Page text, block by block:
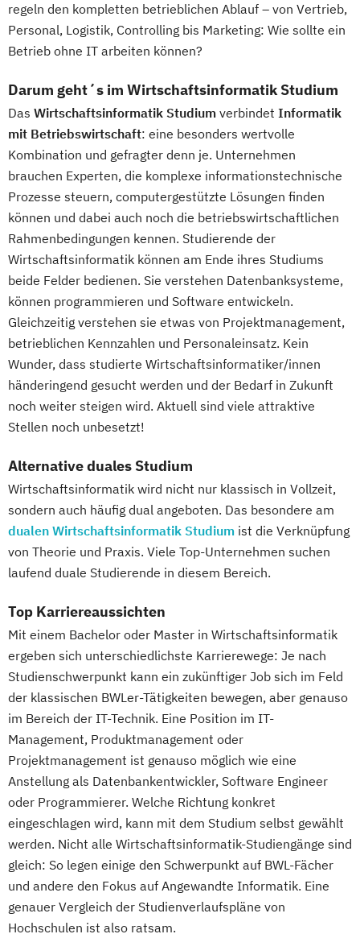
regeln den kompletten betrieblichen Ablauf – von Vertrieb,
Personal, Logistik, Controlling bis Marketing: Wie sollte ein
Betrieb ohne IT arbeiten können?
Darum geht´s im Wirtschaftsinformatik Studium
Das Wirtschaftsinformatik Studium verbindet Informatik
mit Betriebswirtschaft: eine besonders wertvolle
Kombination und gefragter denn je. Unternehmen
brauchen Experten, die komplexe informationstechnische
Prozesse steuern, computergestützte Lösungen finden
können und dabei auch noch die betriebswirtschaftlichen
Rahmenbedingungen kennen. Studierende der
Wirtschaftsinformatik können am Ende ihres Studiums
beide Felder bedienen. Sie verstehen Datenbanksysteme,
können programmieren und Software entwickeln.
Gleichzeitig verstehen sie etwas von Projektmanagement,
betrieblichen Kennzahlen und Personaleinsatz. Kein
Wunder, dass studierte Wirtschaftsinformatiker/innen
händeringend gesucht werden und der Bedarf in Zukunft
noch weiter steigen wird. Aktuell sind viele attraktive
Stellen noch unbesetzt!
Alternative duales Studium
Wirtschaftsinformatik wird nicht nur klassisch in Vollzeit,
sondern auch häufig dual angeboten. Das besondere am
dualen Wirtschaftsinformatik Studium ist die Verknüpfung
von Theorie und Praxis. Viele Top-Unternehmen suchen
laufend duale Studierende in diesem Bereich.
Top Karriereaussichten
Mit einem Bachelor oder Master in Wirtschaftsinformatik
ergeben sich unterschiedlichste Karrierewege: Je nach
Studienschwerpunkt kann ein zukünftiger Job sich im Feld
der klassischen BWLer-Tätigkeiten bewegen, aber genauso
im Bereich der IT-Technik. Eine Position im IT-
Management, Produktmanagement oder
Projektmanagement ist genauso möglich wie eine
Anstellung als Datenbankentwickler, Software Engineer
oder Programmierer. Welche Richtung konkret
eingeschlagen wird, kann mit dem Studium selbst gewählt
werden. Nicht alle Wirtschaftsinformatik-Studiengänge sind
gleich: So legen einige den Schwerpunkt auf BWL-Fächer
und andere den Fokus auf Angewandte Informatik. Eine
genauer Vergleich der Studienverlaufspläne von
Hochschulen ist also ratsam.